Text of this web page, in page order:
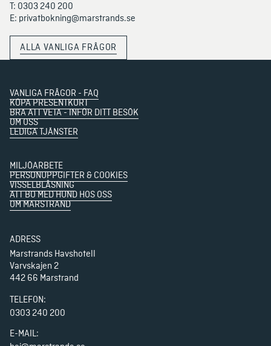
T: 0303 240 200
E: privatbokning@marstrands.se
ALLA VANLIGA FRÅGOR
VANLIGA FRÅGOR - FAQ
KÖPA PRESENTKORT
BRA ATT VETA - INFÖR DITT BESÖK
OM OSS
LEDIGA TJÄNSTER
MILJÖARBETE
PERSONUPPGIFTER & COOKIES
VISSELBLÅSNING
ATT BO MED HUND HOS OSS
OM MARSTRAND
ADRESS
Marstrands Havshotell
Varvskajen 2
442 66 Marstrand
TELEFON:
0303 240 200
E-MAIL: